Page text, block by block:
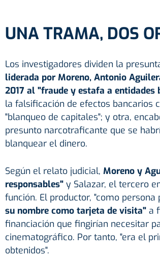
UNA TRAMA, DOS
Los investigadores dividen la
liderada por Moreno, Antonio
2017 al "fraude y estafa a
la falsificación de efectos bancarios
"blanqueo de capitales"; y otra,
presunto narcotraficante que se
blanquear el dinero.
Según el relato judicial, Moreno y
responsables" y Salazar, el tercero
función. El productor, "como
su nombre como tarjeta de visita"a
financiación que fingirían necesitar
cinematográfico. Por tanto, "era el
obtenidos".